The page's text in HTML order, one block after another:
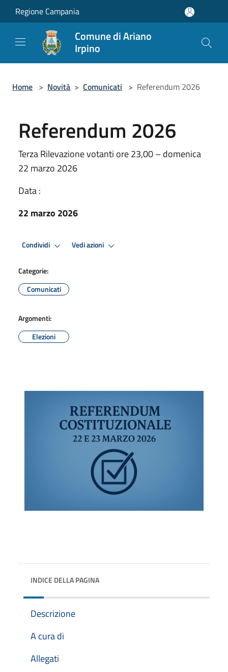
Salta al contenuto principale
Regione Campania
Comune di Ariano
Irpino
Home > Novità > Comunicati > Referendum 2026
Referendum 2026
Terza Rilevazione votanti ore 23,00 – domenica
22 marzo 2026
Data :
22 marzo 2026
Condividi Vedi azioni
Categorie:
Comunicati
Argomenti:
Elezioni
INDICE DELLA PAGINA
Descrizione
A cura di
Allegati